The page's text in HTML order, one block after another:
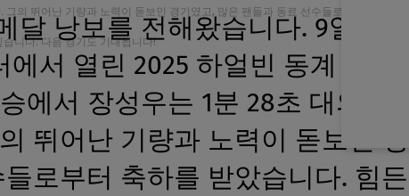
의 뛰어난 기량과 노력이 돋보인 경기였고, 많은 팬들과 동료 선수들로부터 축하를 받
니다. 다음 경기도 기대됩니다!
낭보를 전해왔습니다. 9일 중국
서 열린 2025 하얼빈 동계 아시안
에서 장성우는 1분 28초 대의 결과
뛰어난 기량과 노력이 돋보인 경
로부터 축하를 받았습니다. 힘든